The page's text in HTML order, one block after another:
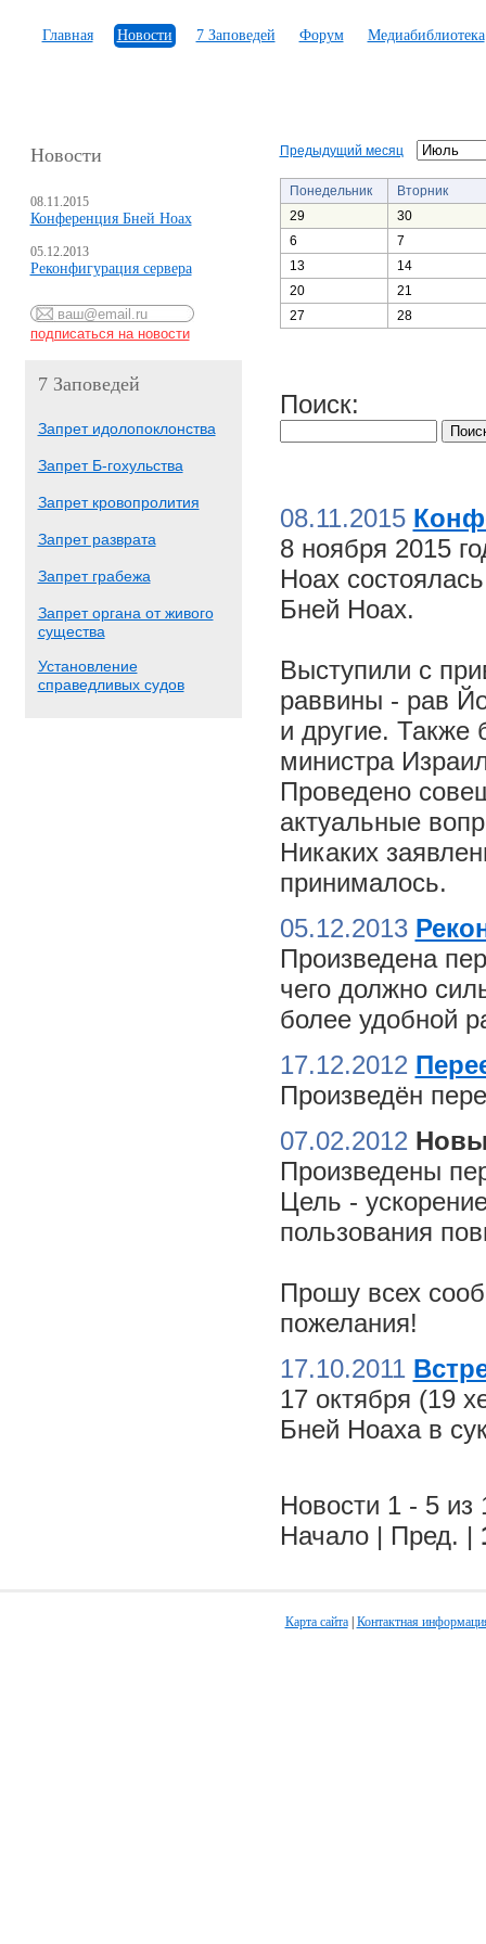
Главная Новости 7 Заповедей Форум Медиабиблиотека
Новости
08.11.2015
Конференция Бней Ноах
05.12.2013
Реконфигурация сервера
7 Заповедей
Запрет идолопоклонства
Запрет Б-гохульства
Запрет кровопролития
Запрет разврата
Запрет грабежа
Запрет органа от живого
существа
Установление
справедливых судов
Предыдущий месяц
Понедельник
Вторник
29
30
6
7
13
14
20
21
27
28
Поиск:
08.11.2015
8 ноября 2015
Ноах
Бней Ноах.
Выступили с
раввины - рав
и другие. Также
министра
Проведено
актуальные
Никаких
принималось.
05.12.2013
Произведена
чего должно
более удобной
17.12.2012
Произведён
07.02.2012
Произведены
Цель -
пользования
Прошу всех
пожелания!
17.10.2011
17 октября (19
Бней Ноаха в
Новости 1 - 5 из
Начало | Пред. |
Карта сайта| Контактная